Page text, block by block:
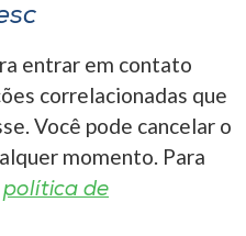
entrar em contato
correlacionadas que
Você pode cancelar o
momento. Para
política de